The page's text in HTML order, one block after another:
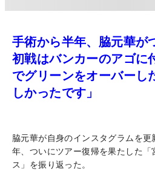
手術から半年、脇元華が
初戦はバンカーのアゴに
でグリーンをオーバーし
しかったです」
脇元華が自身のインスタグラムを
年、ついにツアー復帰を果たした「
ス」を振り返った。